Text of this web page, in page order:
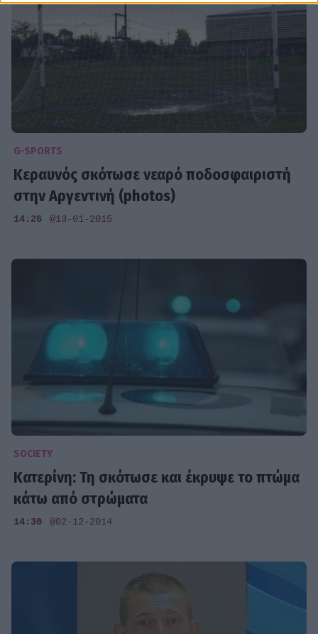
G-SPORTS
Κεραυνός σκότωσε νεαρό ποδοσφαιριστή
στην Αργεντινή (photos)
14:26 @13-01-2015
SOCIETY
Κατερίνη: Τη σκότωσε και έκρυψε το πτώμα
κάτω από στρώματα
14:30 @02-12-2014